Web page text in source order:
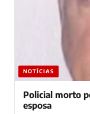
NOTÍCIAS
Policial morto
esposa